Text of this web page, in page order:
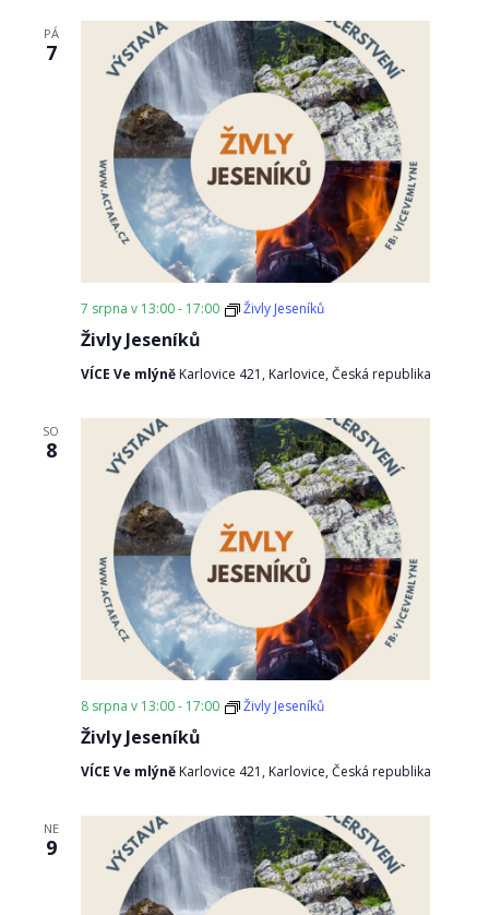
PÁ
7
Živly Jeseníků
7 srpna v 13:00- 17:00 Živly Jeseníků
VÍCE Ve mlýně Karlovice 421, Karlovice, Česká republika
SO
8
Živly Jeseníků
8 srpna v 13:00- 17:00 Živly Jeseníků
VÍCE Ve mlýně Karlovice 421, Karlovice, Česká republika
NE
9